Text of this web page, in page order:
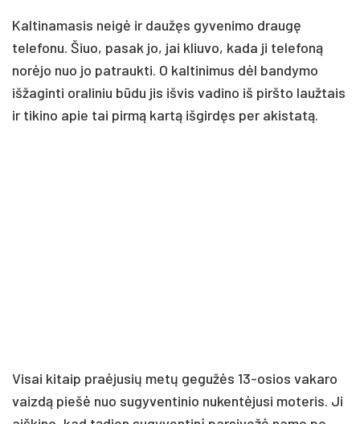
Kaltinamasis neigė ir daužęs gyvenimo draugę
telefonu. Šiuo, pasak jo, jai kliuvo, kada ji telefoną
norėjo nuo jo patraukti. O kaltinimus dėl bandymo
išžaginti oraliniu būdu jis išvis vadino iš piršto laužtais
ir tikino apie tai pirmą kartą išgirdęs per akistatą.
Visai kitaip praėjusių metų gegužės 13-osios vakaro
vaizdą piešė nuo sugyventinio nukentėjusi moteris. Ji